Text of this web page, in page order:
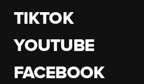
TIKTOK
YOUTUBE
FACEBOOK